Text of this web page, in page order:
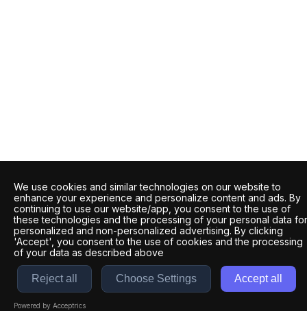
We use cookies and similar technologies on our website to
enhance your experience and personalize content and ads. By
continuing to use our website/app, you consent to the use of
these technologies and the processing of your personal data for
personalized and non-personalized advertising. By clicking
'Accept', you consent to the use of cookies and the processing
of your data as described above
Reject all Choose Settings Accept all
Powered by Acceptrics